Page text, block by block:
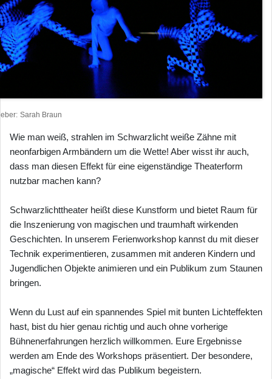
Sarah Braun
Wie man weiß, strahlen im Schwarzlicht weiße Zähne mit
neonfarbigen Armbändern um die Wette! Aber wisst ihr auch,
dass man diesen Effekt für eine eigenständige Theaterform
nutzbar machen kann?
Schwarzlichttheater heißt diese Kunstform und bietet Raum für
die Inszenierung von magischen und traumhaft wirkenden
Geschichten. In unserem Ferienworkshop kannst du mit dieser
Technik experimentieren, zusammen mit anderen Kindern und
Jugendlichen Objekte animieren und ein Publikum zum Staunen
bringen.
Wenn du Lust auf ein spannendes Spiel mit bunten Lichteffekten
hast, bist du hier genau richtig und auch ohne vorherige
Bühnenerfahrungen herzlich willkommen. Eure Ergebnisse
werden am Ende des Workshops präsentiert. Der besondere,
„magische“ Effekt wird das Publikum begeistern.